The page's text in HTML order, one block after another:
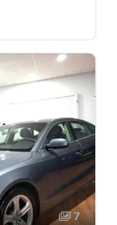
7